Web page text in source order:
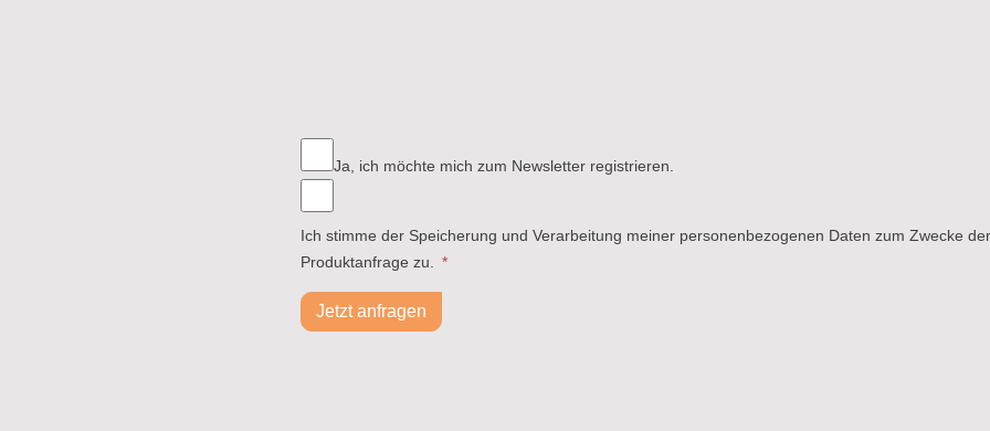
Ja, ich möchte mich zum Newsletter registrieren.
Ich stimme der Speicherung und Verarbeitung meiner personenbezogenen Daten zum Zwecke
Produktanfrage zu.
*
Jetzt anfragen